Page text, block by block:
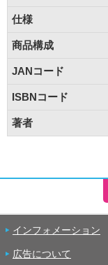
仕様
商品構成
JANコード
ISBNコード
著者
インフォメーション
広告について